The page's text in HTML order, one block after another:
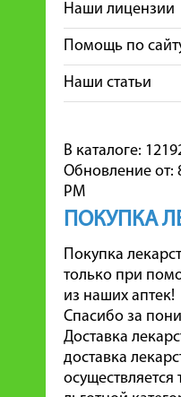
Наши лицензии
Помощь по
Наши статьи
В каталоге:
Обновление от:
PM
ПОКУПКА
Покупка
только при
из наших аптек!
Спасибо за
Доставка
доставка
осуществляется